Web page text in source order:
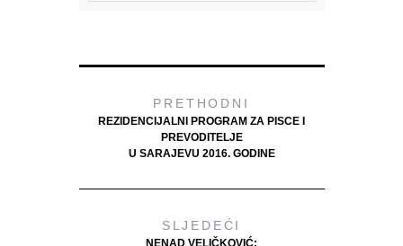
PRETHODNI
REZIDENCIJALNI PROGRAM ZA PISCE I
PREVODITELJE
U SARAJEVU 2016. GODINE
SLJEDEĆI
NENAD VELIČKOVIĆ: